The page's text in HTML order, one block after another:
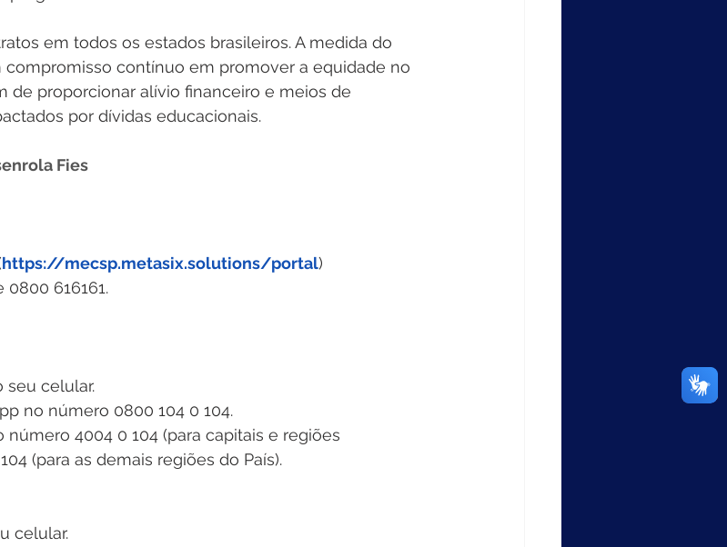
em todos os estados brasileiros. A medida do
contínuo em promover a equidade no
de proporcionar alívio financeiro e meios de
por dívidas educacionais.
Fies
https://mecsp.metasix.solutions/portal)
616161.
seu celular.
no número 0800 104 0 104.
4004 0 104 (para capitais e regiões
(para as demais regiões do País).
celular.